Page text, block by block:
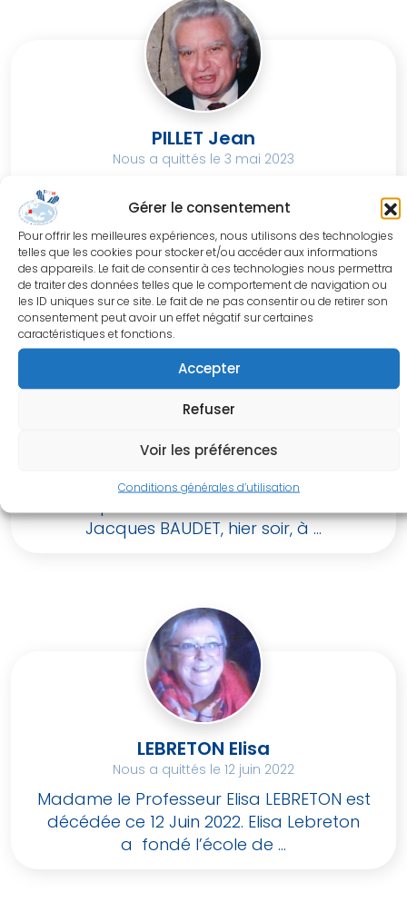
Gérer le consentement
Pour offrir les meilleures expériences, nous utilisons des technologies
telles que les cookies pour stocker et/ou accéder aux informations
des appareils. Le fait de consentir à ces technologies nous permettra
de traiter des données telles que le comportement de navigation ou
les ID uniques sur ce site. Le fait de ne pas consentir ou de retirer son
consentement peut avoir un effet négatif sur certaines
caractéristiques et fonctions.
Accepter
Refuser
Voir les préférences
Conditions générales d’utilisation
PILLET Jean
Nous a quittés le 3 mai 2023
Jean Pillet, ancien président de la SFCM est
mort à l’âge de 101 ans. C’est une grande ...
Nous a quittés le 14 juin 2022
Nous avons l’immense tristesse de vous
Jacques BAUDET, hier soir, à ...
LEBRETON Elisa
Nous a quittés le 12 juin 2022
Madame le Professeur Elisa LEBRETON est
décédée ce 12 Juin 2022. Elisa Lebreton
a fondé l’école de ...